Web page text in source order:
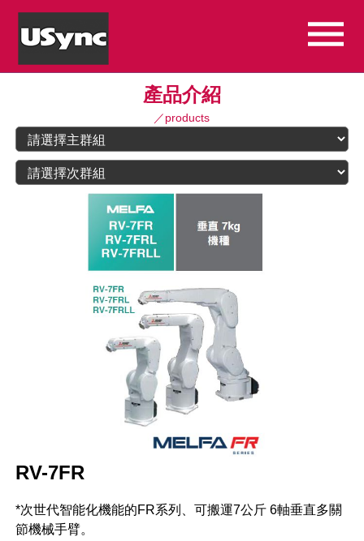
產品介紹
／products
RV-7FR
*次世代智能化機能的FR系列、可搬運7公斤 6軸垂直多關
節機械手臂。